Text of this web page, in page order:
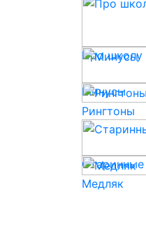
Про школу
Минусы
Рингтоны
Старинные
Медляк